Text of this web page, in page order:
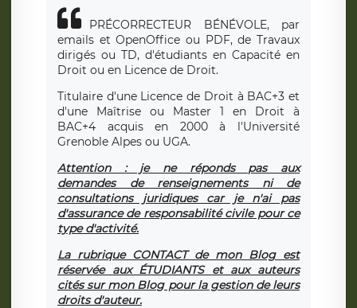
PRÉCORRECTEUR BÉNÉVOLE, par
emails et OpenOffice ou PDF, de Travaux
dirigés ou TD, d'étudiants en Capacité en
Droit ou en Licence de Droit.
Titulaire d'une Licence de Droit à BAC+3 et
d'une Maîtrise ou Master 1 en Droit à
BAC+4 acquis en 2000 à l'Université
Grenoble Alpes ou UGA.
Attention : je ne réponds pas aux
demandes de renseignements ni de
consultations juridiques car je n'ai pas
d'assurance de responsabilité civile pour ce
type d'activité.
La rubrique CONTACT de mon Blog est
réservée aux ÉTUDIANTS et aux auteurs
cités sur mon Blog pour la gestion de leurs
droits d'auteur.